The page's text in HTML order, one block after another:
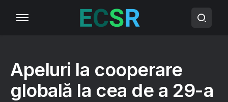
Apeluri la cooperare
globală la cea de a 29-a